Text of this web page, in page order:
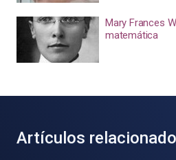
Mary Frances
matemática
Artículos